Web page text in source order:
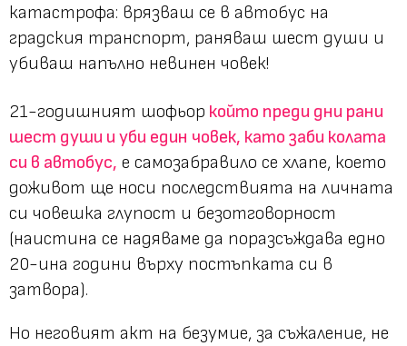
катастрофа: врязваш се в автобус на
градския транспорт, раняваш шест души и
убиваш напълно невинен човек!
21-годишният шофьор който преди дни рани
шест души и уби един човек, като заби колата
си в автобус, е самозабравило се хлапе, което
доживот ще носи последствията на личната
си човешка глупост и безотговорност
(наистина се надяваме да поразсъждава едно
20-ина години върху постъпката си в
затвора).
Но неговият акт на безумие, за съжаление, не